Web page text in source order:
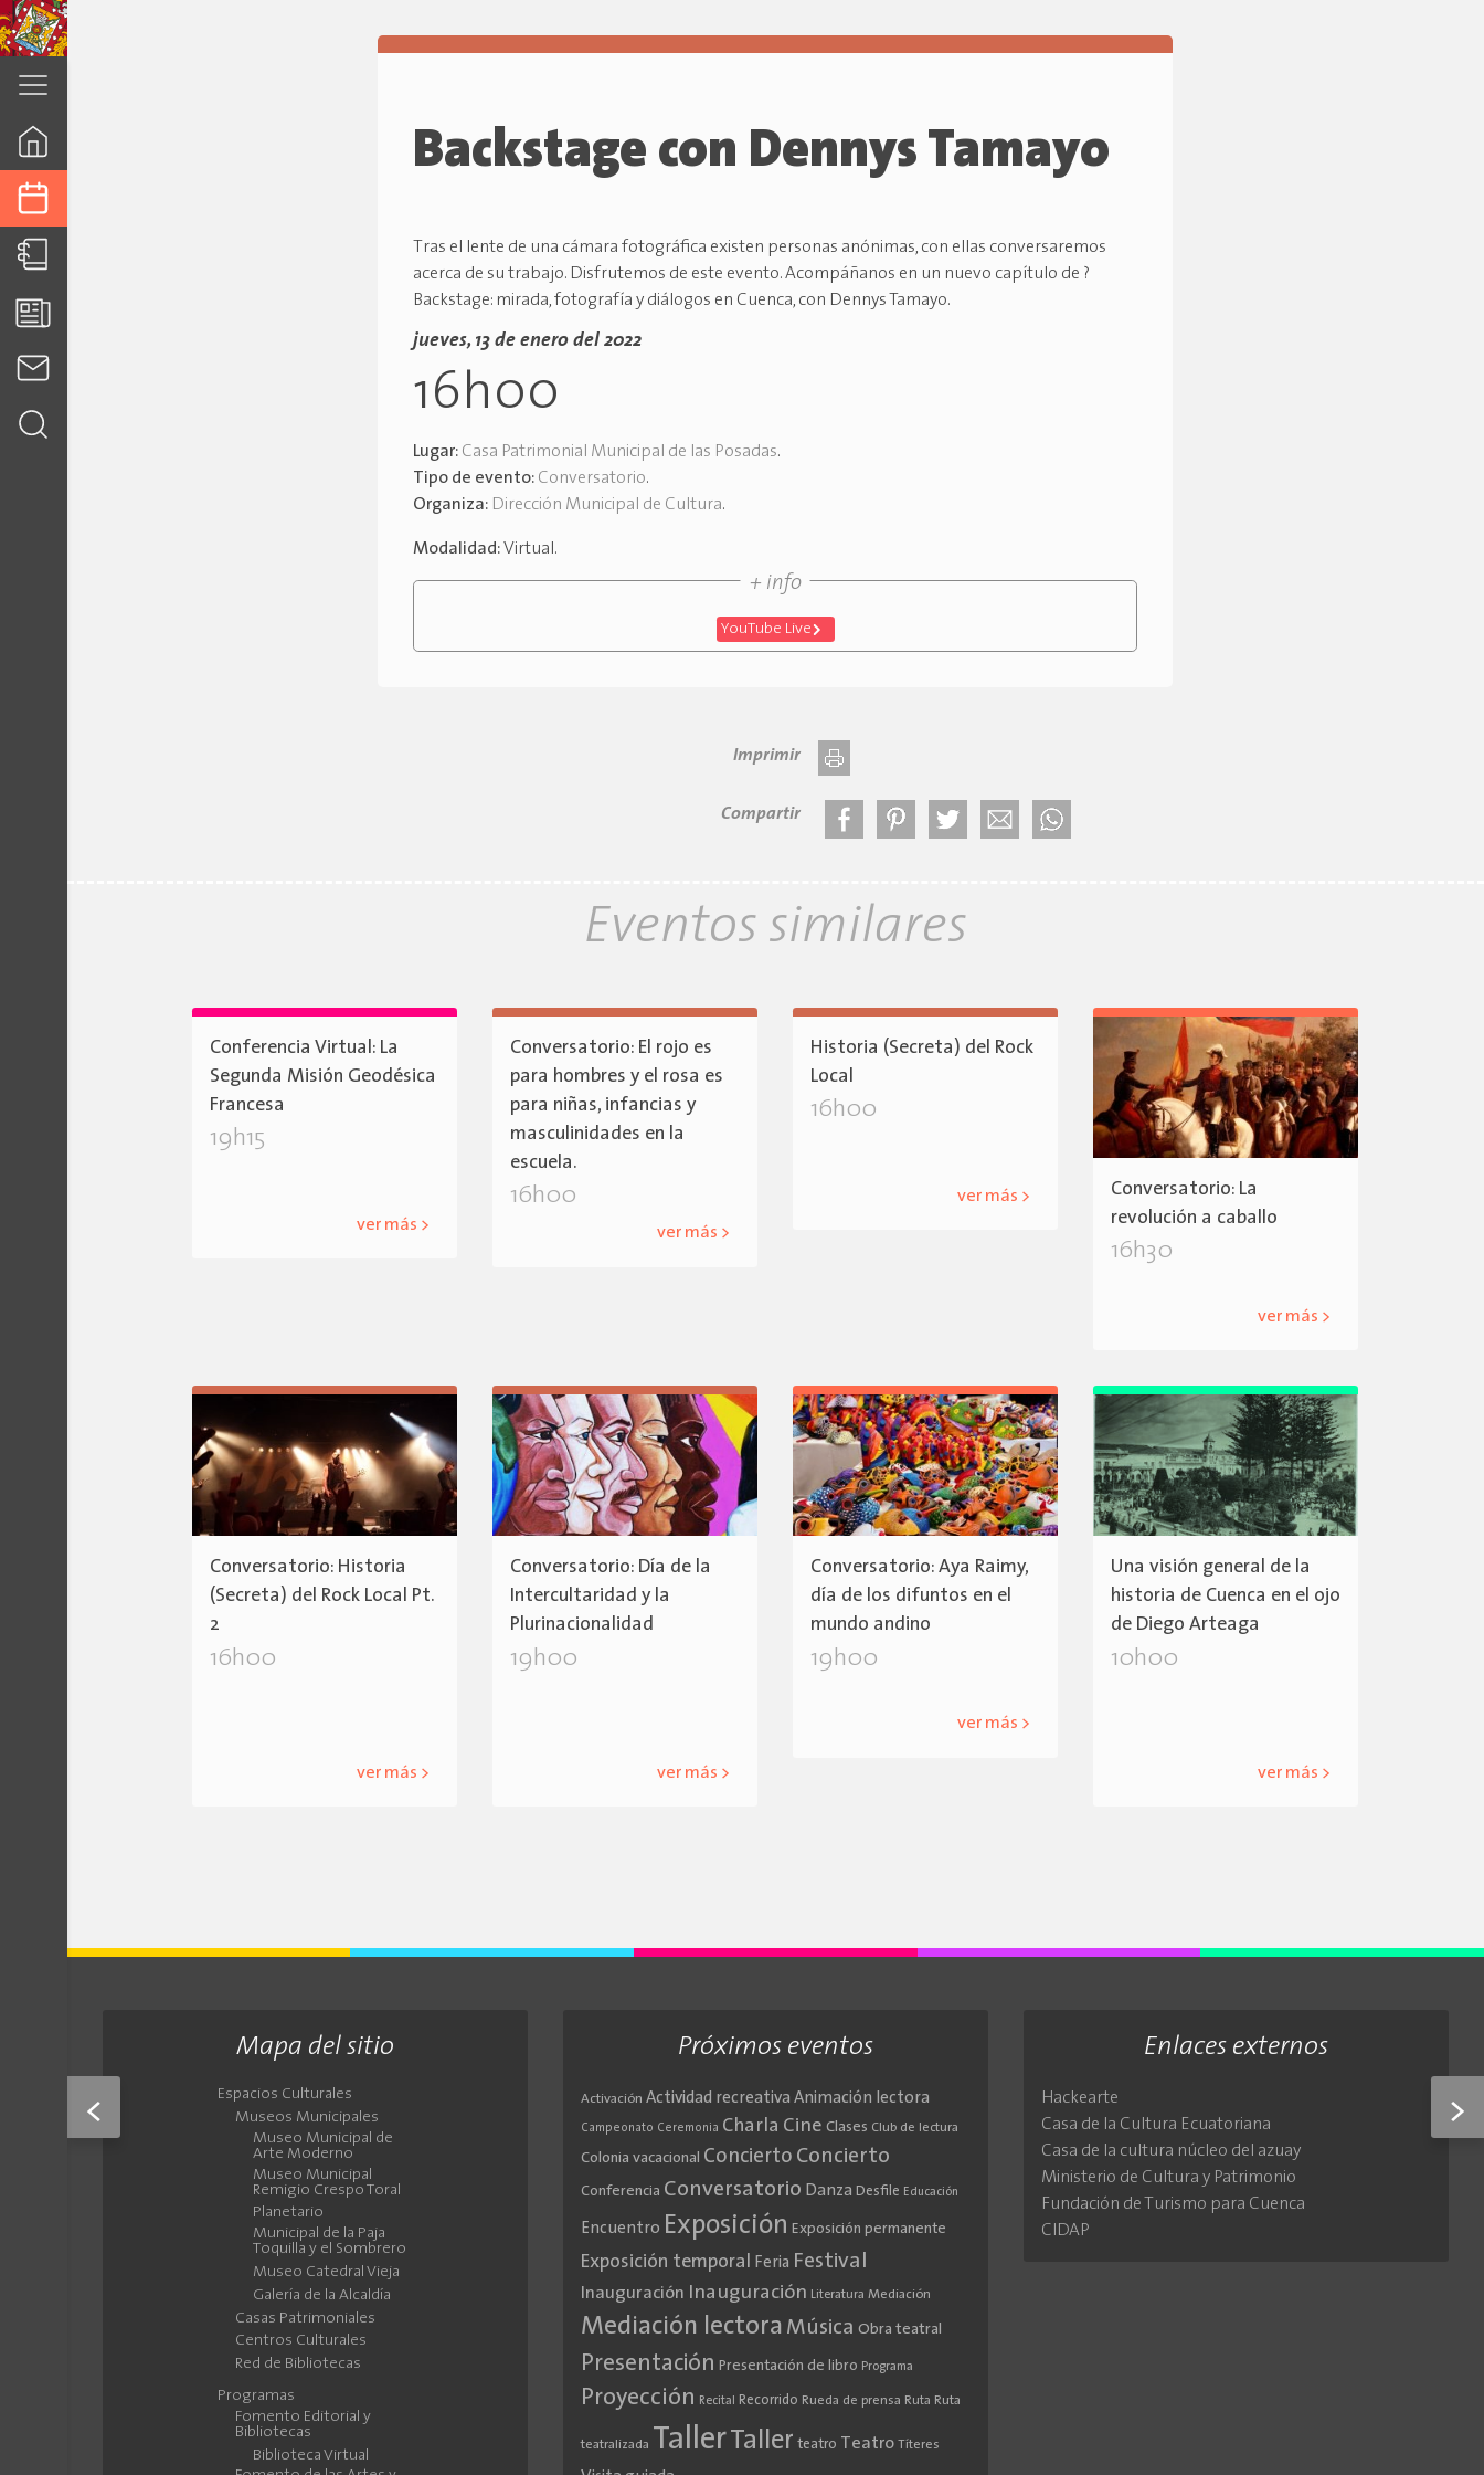
Backstage con Dennys Tamayo
Tras el lente de una cámara fotográfica existen personas anónimas, con ellas conversaremos
acerca de su trabajo. Disfrutemos de este evento. Acompáñanos en un nuevo capítulo de ?
Backstage: mirada, fotografía y diálogos en Cuenca, con Dennys Tamayo.
jueves, 13 de enero del 2022
16h00
Lugar: Casa Patrimonial Municipal de las Posadas.
Tipo de evento: Conversatorio.
Organiza: Dirección Municipal de Cultura.
Modalidad:Virtual.
+ info
YouTube Live
Imprimir
Compartir
< >
Eventos similares
Conferencia Virtual: La
Segunda Misión Geodésica
Francesa
19h15
ver más >
Conversatorio: El rojo es
para hombres y el rosa es
para niñas, infancias y
masculinidades en la
escuela.
16h00
ver más >
Historia (Secreta) del Rock
Local
16h00
ver más >
Conversatorio: La
revolución a caballo
16h30
ver más >
Conversatorio: Historia
(Secreta) del Rock Local Pt.
2
16h00
ver más >
Conversatorio: Día de la
Intercultaridad y la
Plurinacionalidad
19h00
ver más >
Conversatorio: Aya Raimy,
día de los difuntos en el
mundo andino
19h00
ver más >
Una visión general de la
historia de Cuenca en el ojo
de Diego Arteaga
10h00
ver más >
Mapa del sitio
Espacios Culturales
Museos Municipales
Museo Municipal de
Arte Moderno
Museo Municipal
Remigio Crespo Toral
Planetario
Municipal de la Paja
Toquilla y el Sombrero
Museo Catedral Vieja
Galería de la Alcaldía
Casas Patrimoniales
Centros Culturales
Red de Bibliotecas
Programas
Fomento Editorial y
Bibliotecas
Biblioteca Virtual
Próximos eventos
Activación Actividad recreativa Animación lectora
Campeonato Ceremonia Charla Cine Clases Club de lectura
Colonia vacacional Concierto Concierto
Conferencia Conversatorio Danza Desfile Educación
Encuentro Exposición Exposición permanente
Exposición temporal Feria Festival
Inauguración Inauguración Literatura Mediación
Mediación lectora Música Obra teatral
Presentación Presentación de libro Programa
Proyección Recital Recorrido Rueda de prensa Ruta Ruta
teatralizada TallerTaller teatro Teatro Títeres
Enlaces externos
Hackearte
Casa de la Cultura Ecuatoriana
Casa de la cultura núcleo del azuay
Ministerio de Cultura y Patrimonio
Fundación de Turismo para Cuenca
CIDAP